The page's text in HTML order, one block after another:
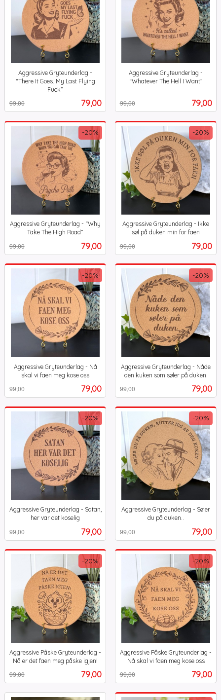
Aggressive Gryteunderlag -
“There It Goes. My Last Flying
Fuck”
Tilbud
79,00
99,00
mva.
Aggressive Gryteunderlag -
“Whatever The Hell I Want”
Tilbud
79,00
99,00
Aggressive Gryteunderlag - “Why
Take The High Road”
Tilbud
79,00
99,00
-20%
mva.
Aggressive Gryteunderlag - Ikke
søl på duken min for faen
Tilbud
79,00
99,00
-20%
mva.
Aggressive Gryteunderlag - Nå
skal vi faen meg kose oss
Tilbud
79,00
99,00
-20%
mva.
Aggressive Gryteunderlag - Nåde
den kuken som søler på duken.
Tilbud
79,00
99,00
-20%
mva.
Aggressive Gryteunderlag - Satan,
her var det koselig
Tilbud
79,00
99,00
-20%
mva.
Aggressive Gryteunderlag - Søler
du på duken..
Tilbud
79,00
99,00
-20%
mva.
Aggressive Påske Gryteunderlag -
Nå er det faen meg påske igjen!
Tilbud
79,00
99,00
-20%
mva.
Aggressive Påske Gryteunderlag -
Nå skal vi faen meg kose oss
Tilbud
79,00
99,00
-20%
mva.